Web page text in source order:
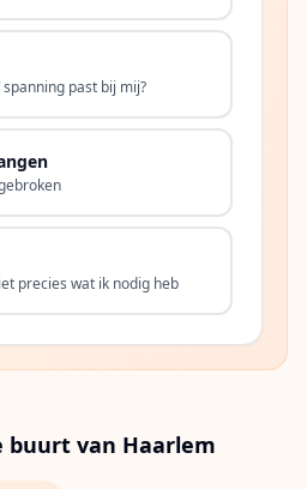
past bij mij?
precies wat ik nodig heb
buurt van Haarlem